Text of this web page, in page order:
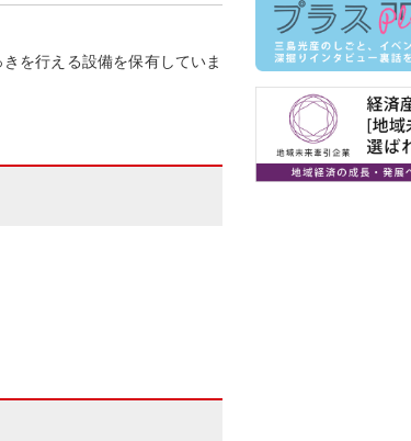
を行える設備を保有していま